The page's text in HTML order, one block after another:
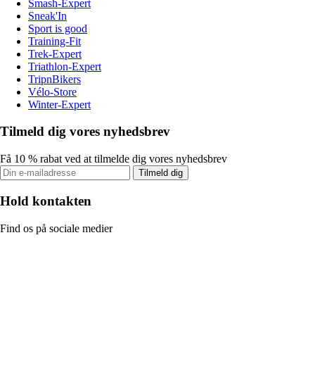
Smash-Expert
Sneak'In
Sport is good
Training-Fit
Trek-Expert
Triathlon-Expert
TripnBikers
Vélo-Store
Winter-Expert
Tilmeld dig vores nyhedsbrev
Få 10 % rabat ved at tilmelde dig vores nyhedsbrev
Tilmeld dig
Hold kontakten
Find os på sociale medier